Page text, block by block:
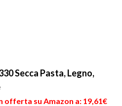
Secca Pasta, Legno,
offerta su Amazon a: 19,61€